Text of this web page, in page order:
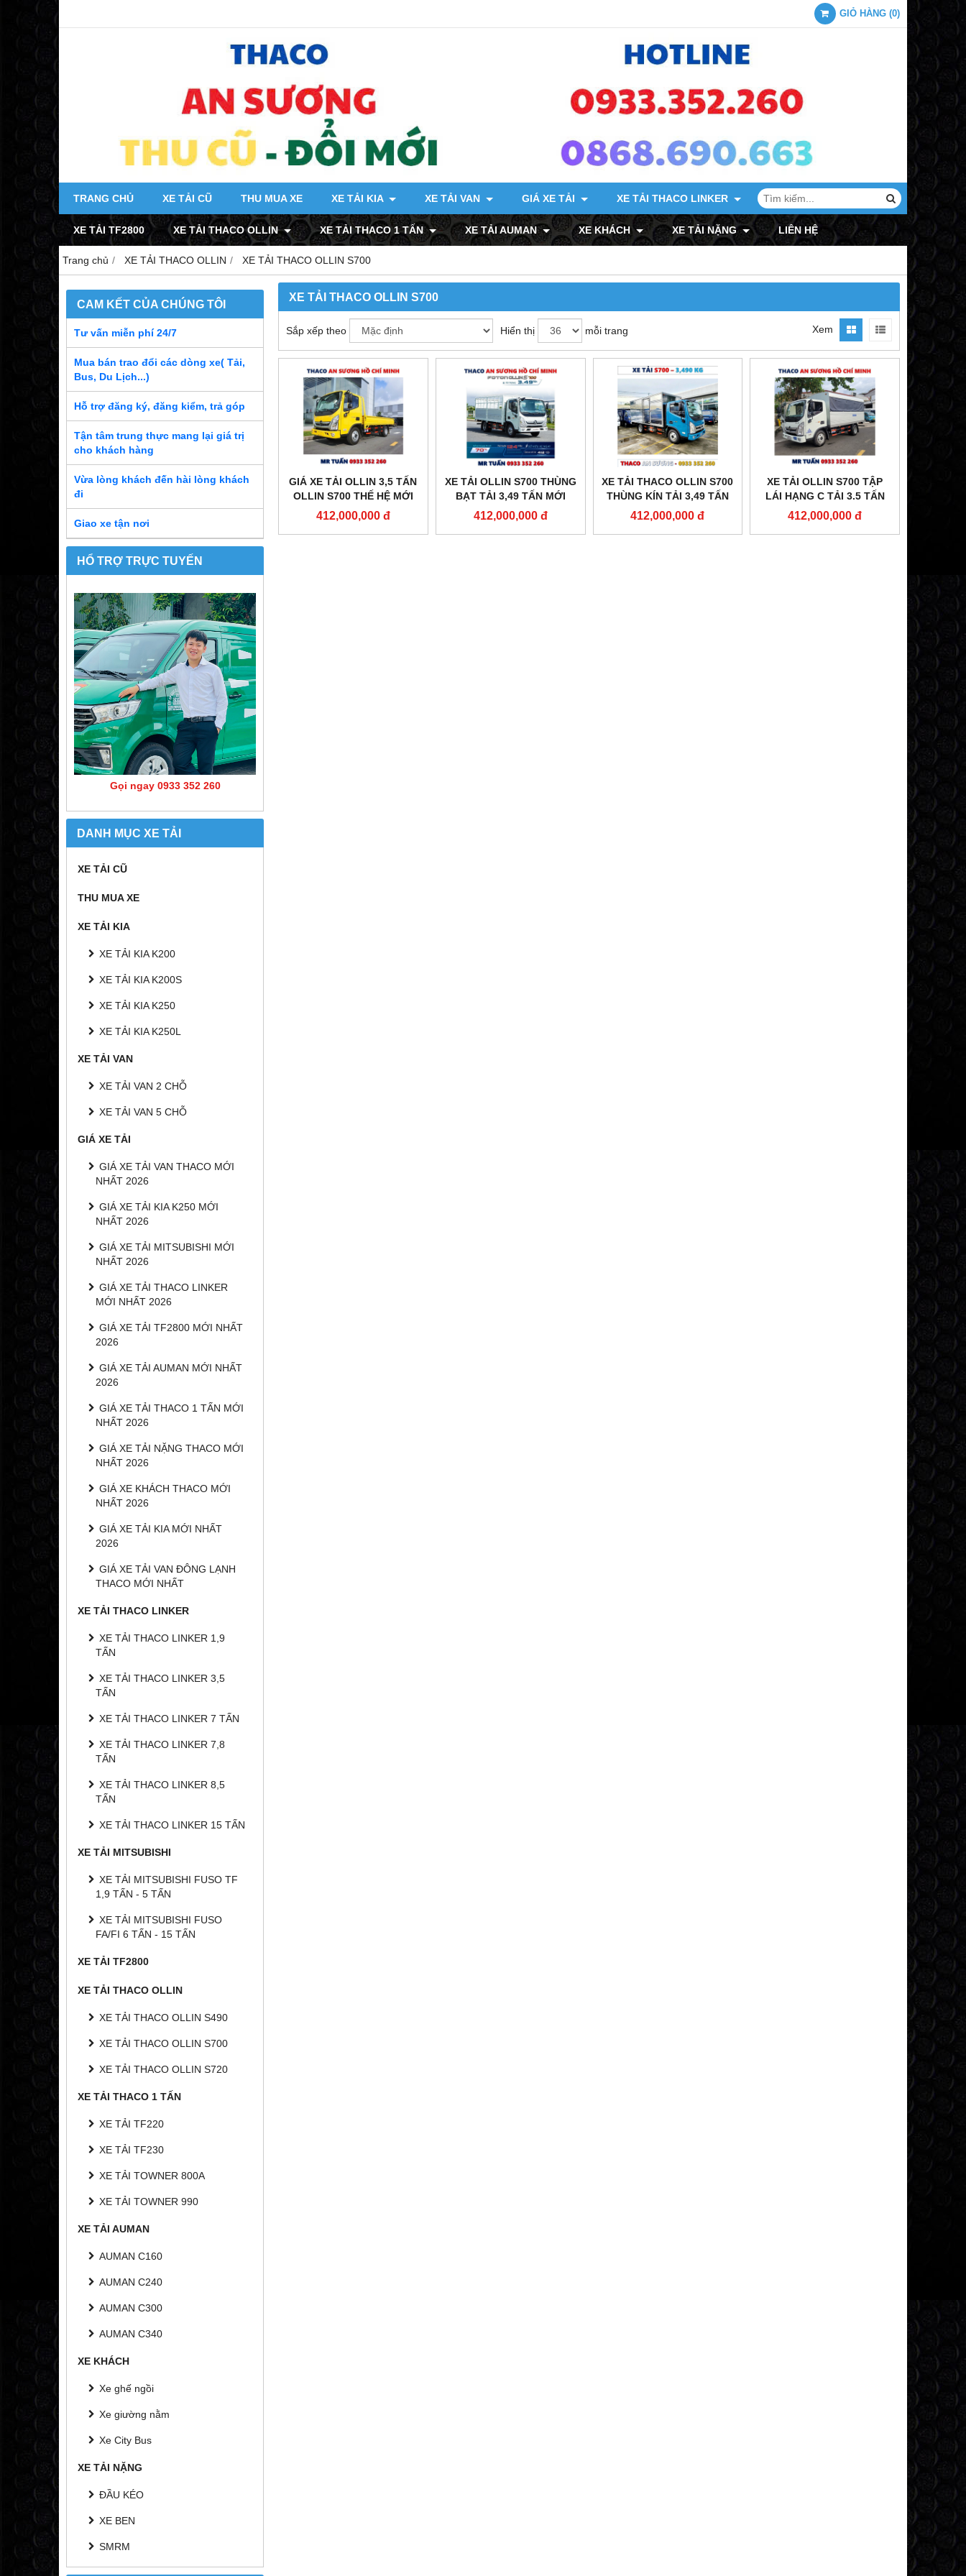
GIỎ HÀNG (0)
TRANG CHỦ XE TẢI CŨ THU MUA XE XE TẢI KIA XE TẢI VAN GIÁ XE TẢI XE TẢI THACO LINKER XE TẢI MITSUBISHI
XE TẢI TF2800 XE TẢI THACO OLLIN XE TẢI THACO 1 TẤN XE TẢI AUMAN XE KHÁCH XE TẢI NẶNG LIÊN HỆ
Trang chủ XE TẢI THACO OLLIN XE TẢI THACO OLLIN S700
CAM KẾT CỦA CHÚNG TÔI
Tư vấn miễn phí 24/7
Mua bán trao đổi các dòng xe( Tải,
Bus, Du Lịch...)
Hỗ trợ đăng ký, đăng kiểm, trả góp
Tận tâm trung thực mang lại giá trị
cho khách hàng
Vừa lòng khách đến hài lòng khách
đi
Giao xe tận nơi
HỔ TRỢ TRỰC TUYẾN
Gọi ngay 0933 352 260
DANH MỤC XE TẢI
XE TẢI CŨ
THU MUA XE
XE TẢI KIA
XE TẢI KIA K200
XE TẢI KIA K200S
XE TẢI KIA K250
XE TẢI KIA K250L
XE TẢI VAN
XE TẢI VAN 2 CHỖ
XE TẢI VAN 5 CHỖ
GIÁ XE TẢI
GIÁ XE TẢI VAN THACO MỚI
NHẤT 2026
GIÁ XE TẢI KIA K250 MỚI
NHẤT 2026
GIÁ XE TẢI MITSUBISHI MỚI
NHẤT 2026
GIÁ XE TẢI THACO LINKER
MỚI NHẤT 2026
GIÁ XE TẢI TF2800 MỚI NHẤT
2026
GIÁ XE TẢI AUMAN MỚI NHẤT
2026
GIÁ XE TẢI THACO 1 TẤN MỚI
NHẤT 2026
GIÁ XE TẢI NẶNG THACO MỚI
NHẤT 2026
GIÁ XE KHÁCH THACO MỚI
NHẤT 2026
GIÁ XE TẢI KIA MỚI NHẤT
2026
GIÁ XE TẢI VAN ĐÔNG LẠNH
THACO MỚI NHẤT
XE TẢI THACO LINKER
XE TẢI THACO LINKER 1,9
TẤN
XE TẢI THACO LINKER 3,5
TẤN
XE TẢI THACO LINKER 7 TẤN
XE TẢI THACO LINKER 7,8
TẤN
XE TẢI THACO LINKER 8,5
TẤN
XE TẢI THACO LINKER 15 TẤN
XE TẢI MITSUBISHI
XE TẢI MITSUBISHI FUSO TF
1,9 TẤN - 5 TẤN
XE TẢI MITSUBISHI FUSO
FA/FI 6 TẤN - 15 TẤN
XE TẢI TF2800
XE TẢI THACO OLLIN
XE TẢI THACO OLLIN S490
XE TẢI THACO OLLIN S700
XE TẢI THACO OLLIN S720
XE TẢI THACO 1 TẤN
XE TẢI TF220
XE TẢI TF230
XE TẢI TOWNER 800A
XE TẢI TOWNER 990
XE TẢI AUMAN
AUMAN C160
AUMAN C240
AUMAN C300
AUMAN C340
XE KHÁCH
Xe ghế ngồi
Xe giường nằm
Xe City Bus
XE TẢI NẶNG
ĐẦU KÉO
XE BEN
SMRM
XE TẢI THACO OLLIN S700
Sắp xếp theo Hiển thị mỗi trang Xem
GIÁ XE TẢI OLLIN 3,5 TẤN
OLLIN S700 THẾ HỆ MỚI
412,000,000 đ
XE TẢI OLLIN S700 THÙNG
BẠT TẢI 3,49 TẤN MỚI
NHẤT
412,000,000 đ
XE TẢI THACO OLLIN S700
THÙNG KÍN TẢI 3,49 TẤN
MỚI NHẤT
412,000,000 đ
XE TẢI OLLIN S700 TẬP
LÁI HẠNG C TẢI 3.5 TẤN
MỚI NHẤT
412,000,000 đ